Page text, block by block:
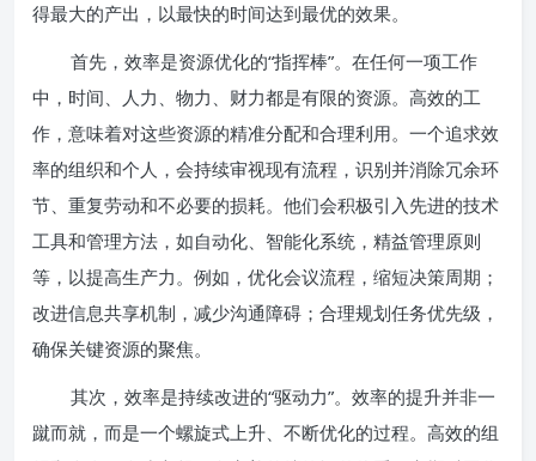
得最大的产出，以最快的时间达到最优的效果。
首先，效率是资源优化的“指挥棒”。在任何一项工作
中，时间、人力、物力、财力都是有限的资源。高效的工
作，意味着对这些资源的精准分配和合理利用。一个追求效
率的组织和个人，会持续审视现有流程，识别并消除冗余环
节、重复劳动和不必要的损耗。他们会积极引入先进的技术
工具和管理方法，如自动化、智能化系统，精益管理原则
等，以提高生产力。例如，优化会议流程，缩短决策周期；
改进信息共享机制，减少沟通障碍；合理规划任务优先级，
确保关键资源的聚焦。
其次，效率是持续改进的“驱动力”。效率的提升并非一
蹴而就，而是一个螺旋式上升、不断优化的过程。高效的组